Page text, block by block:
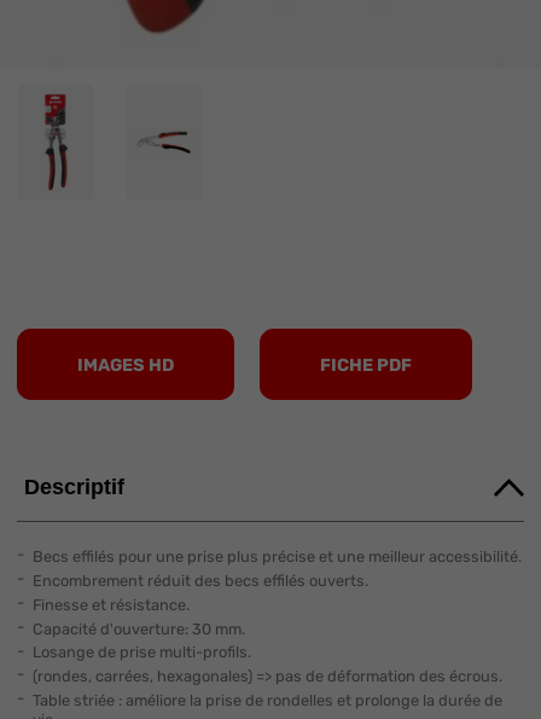
IMAGES HD FICHE PDF
Descriptif
Becs effilés pour une prise plus précise et une meilleur accessibilité.
Encombrement réduit des becs effilés ouverts.
Finesse et résistance.
Capacité d'ouverture: 30 mm.
Losange de prise multi-profils.
(rondes, carrées, hexagonales) => pas de déformation des écrous.
Table striée : améliore la prise de rondelles et prolonge la durée de